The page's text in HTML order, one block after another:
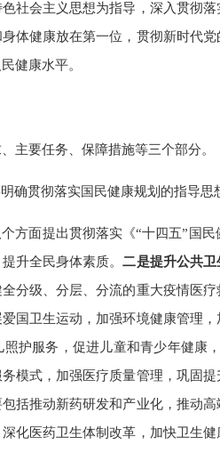
会主义思想为指导，深入贯彻落
体健康放在第一位，贯彻新时代
健康水平。
要任务、保障措施等三个部分。
贯彻落实国民健康规划的指导思
面提出贯彻落实《“十四五”国民
升全民身体素质。二是提升公共卫
分级、分层、分流的重大疫情医疗
国卫生运动，加强环境健康管理
护服务，促进儿童和青少年健康
模式，加强医疗质量管理，巩固
包括推动新药研发和产业化，推动
深化医药卫生体制改革，加快卫生